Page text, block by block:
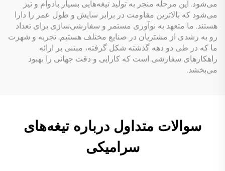
می‌شود. این مرحله منجر به تولید تیغه‌هایی بسیار بادوام و تیز
می‌شود که بالاترین مقاومت در برابر سایش و طول عمر را دارا
هستند. ما متعهد به نوآوری مستمر و سفارشی‌سازی برای تعداد
رو به رشدی از مشتریان در صنایع مختلف هستیم. تجربه و شهرت
ما که در طی دو دهه گذشته شکل گرفته، مبتنی بر ارائه
راهکارهای سفارشی است که کارایی و دقت جهانی را بهبود
می‌بخشد.
سوالات متداول درباره تیغه‌های
سرامیکی